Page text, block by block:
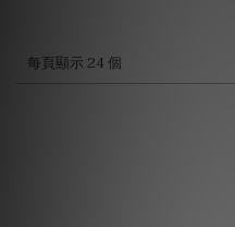
每頁顯示 24 個